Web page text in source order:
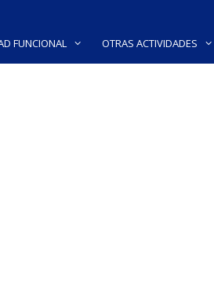
FUNCIONAL OTRAS ACTIVIDADES